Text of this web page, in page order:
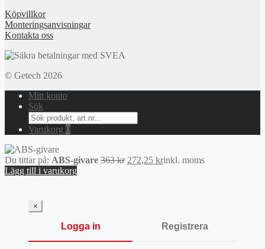
Köpvillkor
Monteringsanvisningar
Kontakta oss
© Getech 2026
Mitt konto
Sök
Search
for:
Varukorg 0
Du tittar på: ABS-givare 363kr Det
272,25 krDet
inkl. moms
Lägg till i varukorg
×
Logga in Registrera